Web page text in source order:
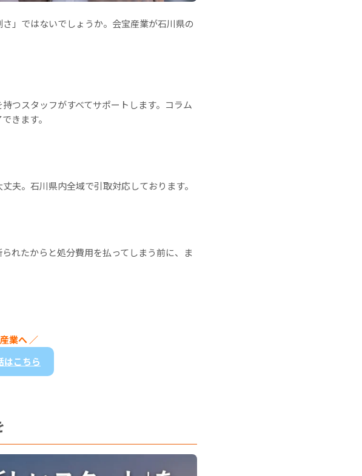
」ではないでしょうか。会宝産業が石川県の
つスタッフがすべてサポートします。コラム
きます。
夫。石川県内全域で引取対応しております。
れたからと処分費用を払ってしまう前に、ま
業へ ／
はこちら